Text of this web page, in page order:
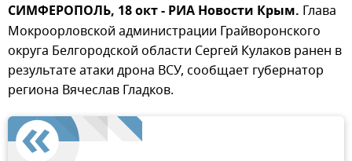
СИМФЕРОПОЛЬ, 18 окт - РИА Новости Крым. Глава
Мокроорловской администрации Грайворонского
округа Белгородской области Сергей Кулаков ранен в
результате атаки дрона ВСУ, сообщает губернатор
региона Вячеслав Гладков.